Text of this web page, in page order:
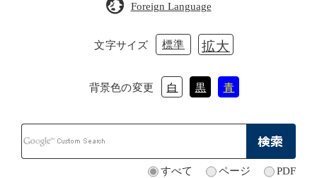
Foreign Language
文字サイズ 標準 拡大
背景色の変更 白 黒 青
Google
カ
すべて ページ PDF